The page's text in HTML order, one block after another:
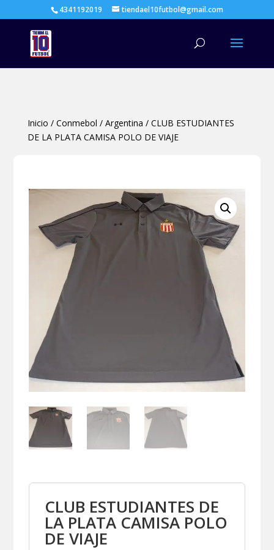
4341192019 tiendael10futbol@gmail.com
Inicio / Conmebol / Argentina / CLUB ESTUDIANTES
DE LA PLATA CAMISA POLO DE VIAJE
CLUB ESTUDIANTES DE
LA PLATA CAMISA POLO
DE VIAJE